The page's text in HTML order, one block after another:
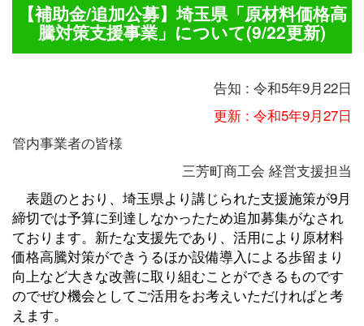
【補助金/追加公募】埼玉県「原材料価格高
騰対策支援事業」について(9/22更新)
告知 : 令和5年9月22日
更新 : 令和5年9月27日
管内事業者の皆様
三芳町商工会 経営支援担当
表題のとおり、埼玉県より講じられた支援施策が9月
締切では予算に到達しなかったため追加募集がなされ
ております。新たな支援先であり、活用により原材料
価格高騰対策ができうるほか設備導入による歩留まり
向上など大きな改善に取り組むことができるものです
のでぜひ機会としてご活用をお考えいただければと考
えます。